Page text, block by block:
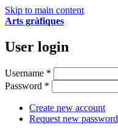
Skip to main content
Arts gràfiques
User login
Username *
Password *
Create new account
Request new password